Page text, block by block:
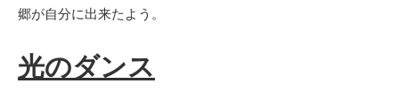
郷が自分に出来たよう。
光のダンス